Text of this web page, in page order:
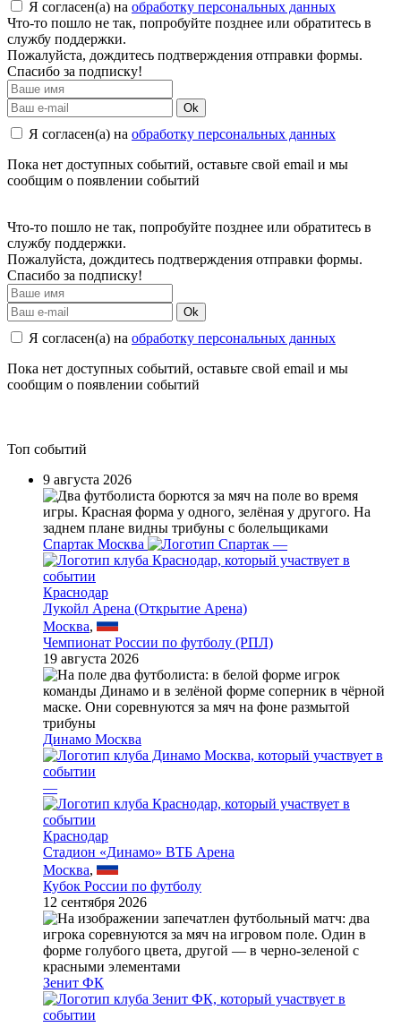
Я согласен(а) на обработку персональных данных
Что-то пошло не так, попробуйте позднее или обратитесь в
службу поддержки.
Пожалуйста, дождитесь подтверждения отправки формы.
Спасибо за подписку!
Ok
Я согласен(а) на обработку персональных данных
Пока нет доступных событий, оставьте свой email и мы
сообщим о появлении событий
Что-то пошло не так, попробуйте позднее или обратитесь в
службу поддержки.
Пожалуйста, дождитесь подтверждения отправки формы.
Спасибо за подписку!
Ok
Я согласен(а) на обработку персональных данных
Пока нет доступных событий, оставьте свой email и мы
сообщим о появлении событий
Топ событий
9 августа 2026
Спартак Москва —
Краснодар
Лукойл Арена (Открытие Арена)
Москва,
Чемпионат России по футболу (РПЛ)
19 августа 2026
Динамо Москва
—
Краснодар
Стадион «Динамо» ВТБ Арена
Москва,
Кубок России по футболу
12 сентября 2026
Зенит ФК